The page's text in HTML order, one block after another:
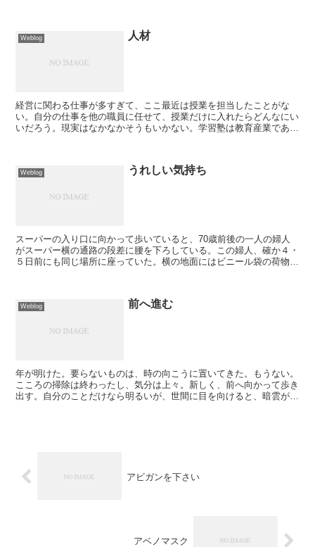
Weblog 人材
経営に関わる仕事が多すぎて、ここ最近は授業を担当したことがな
い。自分の仕事を他の職員に任せて、授業だけに入れたらどんなにい
いだろう。現実はなかなかそうもいかない。学習塾は教育産業である
Weblog うれしい気持ち
スーパーの入り口に向かって歩いていると、70歳前後の一人の婦人
がスーパー横の通路の段差に腰を下ろしている。この婦人、確か４・
５日前にも同じ場所に座っていた。横の地面にはビニール袋の荷物が
Weblog 前へ進む
年が明けた。要らないものは、時の向こうに置いてきた。もうない。
こころの掃除は終わったし、気分は上々。新しく、前へ向かって歩き
出す。自分のことだけなら明るいが、世間に目を向けると、暗雲が。
アビガンを下さい
アベノマスク